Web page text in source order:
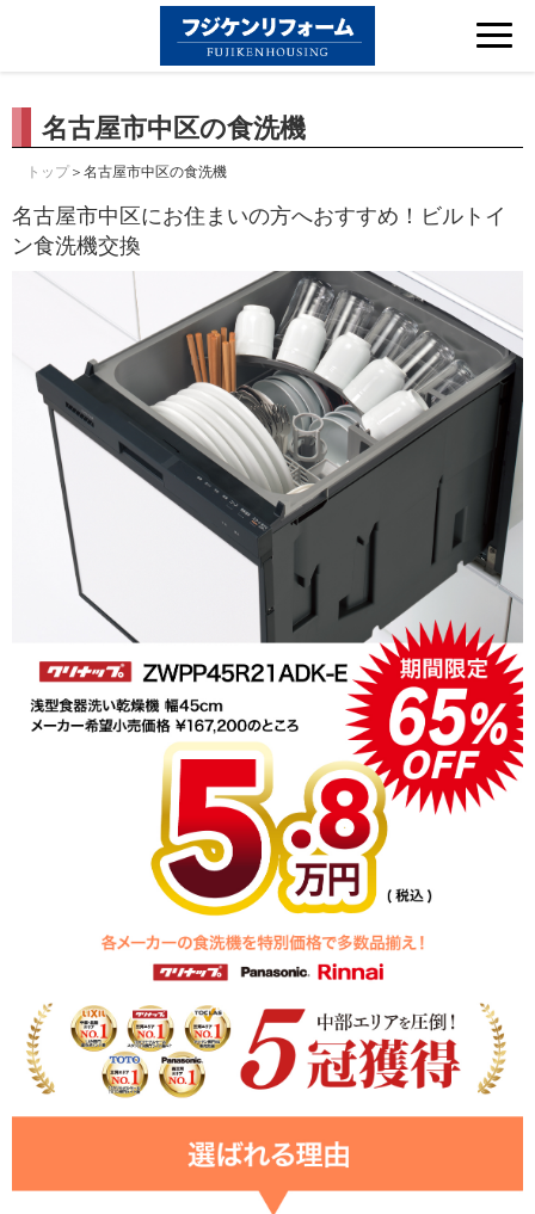
名古屋市中区の食洗機
トップ ＞名古屋市中区の食洗機
名古屋市中区にお住まいの方へおすすめ！ビルトイ
ン食洗機交換